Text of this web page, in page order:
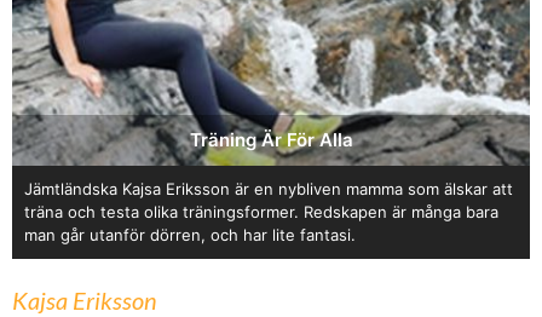
Träning Är För Alla
Jämtländska Kajsa Eriksson är en nybliven mamma som älskar att
träna och testa olika träningsformer. Redskapen är många bara
man går utanför dörren, och har lite fantasi.
Kajsa Eriksson